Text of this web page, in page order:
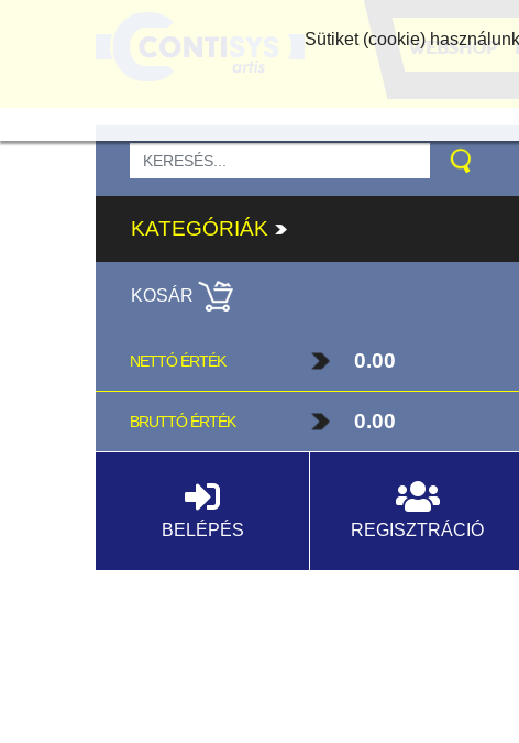
Sütiket (cookie)WEBSHOP
KATEGÓRIÁK
KOSÁR
NETTÓ ÉRTÉK 0.00
BRUTTÓ ÉRTÉK 0.00
BELÉPÉS REGISZTRÁCIÓ